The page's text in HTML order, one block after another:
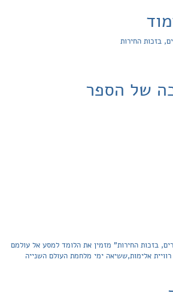
בזכות החירות
של הספר
בזכות החירות" מזמין את הלומד למסע אל עולמם
ה-20 בתקופה רוויית אלימות,ששיאה ימי מלחמת העולם השנייה